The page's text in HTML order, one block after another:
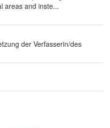
areas and inste...
der Verfasserin/des